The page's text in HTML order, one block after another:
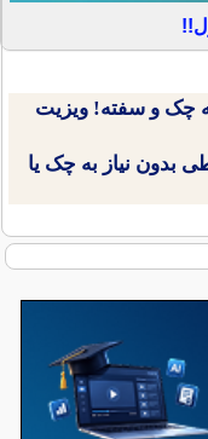
چک و سفته! ویزیت
بدون نیاز به چک یا